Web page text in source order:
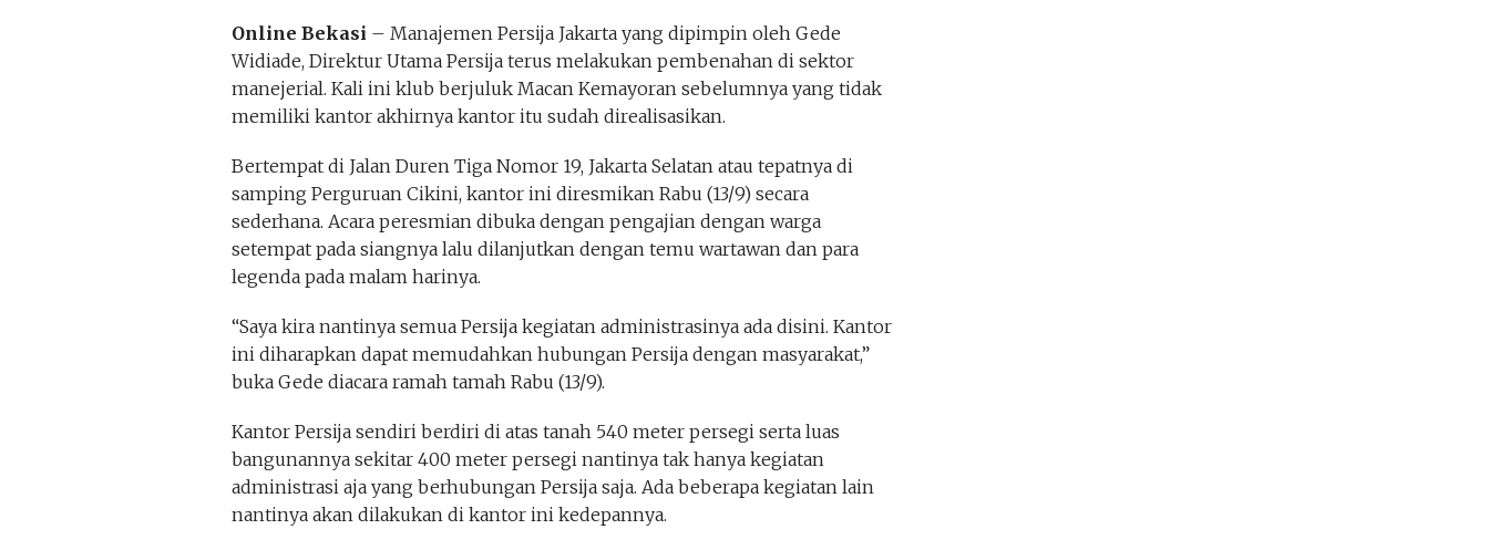
Online Bekasi – Manajemen Persija Jakarta yang dipimpin oleh Gede
Widiade, Direktur Utama Persija terus melakukan pembenahan di sektor
manejerial. Kali ini klub berjuluk Macan Kemayoran sebelumnya yang tidak
memiliki kantor akhirnya kantor itu sudah direalisasikan.
Bertempat di Jalan Duren Tiga Nomor 19, Jakarta Selatan atau tepatnya di
samping Perguruan Cikini, kantor ini diresmikan Rabu (13/9) secara
sederhana. Acara peresmian dibuka dengan pengajian dengan warga
setempat pada siangnya lalu dilanjutkan dengan temu wartawan dan para
legenda pada malam harinya.
“Saya kira nantinya semua Persija kegiatan administrasinya ada disini. Kantor
ini diharapkan dapat memudahkan hubungan Persija dengan masyarakat,”
buka Gede diacara ramah tamah Rabu (13/9).
Kantor Persija sendiri berdiri di atas tanah 540 meter persegi serta luas
bangunannya sekitar 400 meter persegi nantinya tak hanya kegiatan
administrasi aja yang berhubungan Persija saja. Ada beberapa kegiatan lain
nantinya akan dilakukan di kantor ini kedepannya.